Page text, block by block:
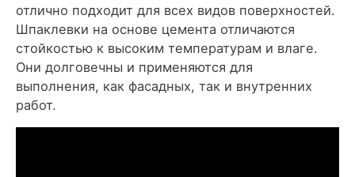
отлично подходит для всех видов поверхностей.
Шпаклевки на основе цемента отличаются
стойкостью к высоким температурам и влаге.
Они долговечны и применяются для
выполнения, как фасадных, так и внутренних
работ.